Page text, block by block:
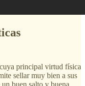
principal virtud física
sellar muy bien a sus